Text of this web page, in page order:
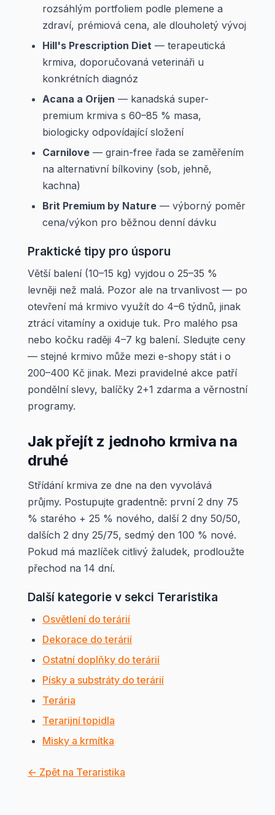
rozsáhlým portfoliem podle plemene a
zdraví, prémiová cena, ale dlouholetý vývoj
Hill's Prescription Diet — terapeutická
krmiva, doporučovaná veterináři u
konkrétních diagnóz
Acana a Orijen — kanadská super-
premium krmiva s 60–85 % masa,
biologicky odpovídající složení
Carnilove — grain-free řada se zaměřením
na alternativní bílkoviny (sob, jehně,
kachna)
Brit Premium by Nature — výborný poměr
cena/výkon pro běžnou denní dávku
Praktické tipy pro úsporu
Větší balení (10–15 kg) vyjdou o 25–35 %
levněji než malá. Pozor ale na trvanlivost — po
otevření má krmivo využít do 4–6 týdnů, jinak
ztrácí vitamíny a oxiduje tuk. Pro malého psa
nebo kočku raději 4–7 kg balení. Sledujte ceny
— stejné krmivo může mezi e-shopy stát i o
200–400 Kč jinak. Mezi pravidelné akce patří
pondělní slevy, balíčky 2+1 zdarma a věrnostní
programy.
Jak přejít z jednoho krmiva na
druhé
Střídání krmiva ze dne na den vyvolává
průjmy. Postupujte gradentně: první 2 dny 75
% starého + 25 % nového, další 2 dny 50/50,
dalších 2 dny 25/75, sedmý den 100 % nové.
Pokud má mazlíček citlivý žaludek, prodloužte
přechod na 14 dní.
Další kategorie v sekci Teraristika
Osvětlení do terárií
Dekorace do terárií
Ostatní doplňky do terárií
Písky a substráty do terárií
Terária
Terarijní topidla
Misky a krmítka
← Zpět na Teraristika